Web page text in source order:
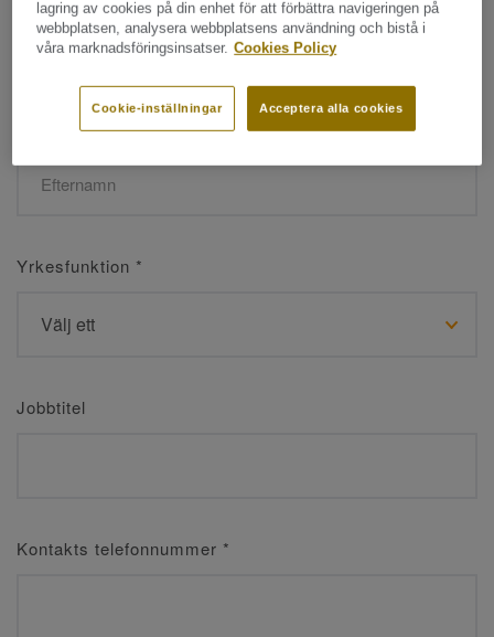
Efternamn*
Yrkesfunktion *
Jobbtitel
Kontakts telefonnummer *
lagring av cookies på din enhet för att förbättra navigeringen på
webbplatsen, analysera webbplatsens användning och bistå i
våra marknadsföringsinsatser. Cookies Policy
Acceptera alla cookies
Cookie-inställningar